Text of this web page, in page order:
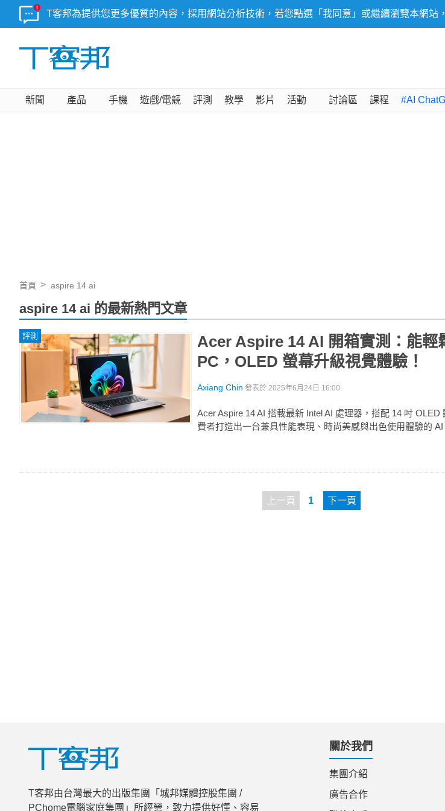
T客邦為提供您更多優質的內容，採用網站分析技術，若您點選「我同意」或繼續瀏覽本網站
新聞 產品 手機 遊戲/電競 評測 教學 影片 活動 討論區 課程 #AI
首頁 aspire 14 ai
aspire 14 ai 的最新熱門文章
評測
Acer Aspire 14 AI 開箱實測：能
PC，OLED 螢幕升級視覺體驗！
Axiang Chin 發表於 2025年6月24日 16:00
Acer Aspire 14 AI 搭載最新 Intel AI 處理器，搭配 14 吋
費者打造出一台兼具性能表現、時尚美感與出色使用體驗的 AI
上一頁 1 下一頁
T客邦由台灣最大的出版集團「城邦媒體控股集團 /
PChome電腦家庭集團」所經營，致力提供好懂、容易
關於我們
集團介紹
廣告合作